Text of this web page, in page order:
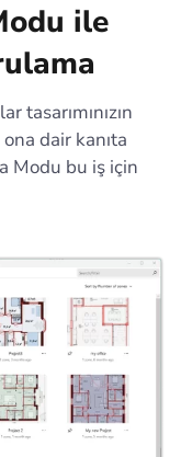
ile
tasarımınızın
dair kanıta
Modu bu iş için